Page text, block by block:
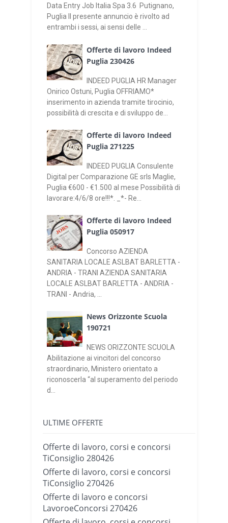
Data Entry Job Italia Spa 3.6 Putignano,
Puglia Il presente annuncio è rivolto ad
entrambi i sessi, ai sensi delle ...
Offerte di lavoro Indeed
Puglia 230426
INDEED PUGLIA HR Manager
Onirico Ostuni, Puglia OFFRIAMO*
inserimento in azienda tramite tirocinio,
possibilità di crescita e di sviluppo de...
Offerte di lavoro Indeed
Puglia 271225
INDEED PUGLIA Consulente
Digital per Comparazione GE srls Maglie,
Puglia €600 - €1.500 al mese Possibilità di
lavorare:4/6/8 ore!!!*. _*- Re...
Offerte di lavoro Indeed
Puglia 050917
Concorso AZIENDA
SANITARIA LOCALE ASLBAT BARLETTA -
ANDRIA - TRANI AZIENDA SANITARIA
LOCALE ASLBAT BARLETTA - ANDRIA -
TRANI - Andria, ...
News Orizzonte Scuola
190721
NEWS ORIZZONTE SCUOLA
Abilitazione ai vincitori del concorso
straordinario, Ministero orientato a
riconoscerla “al superamento del periodo
d...
ULTIME OFFERTE
Offerte di lavoro, corsi e concorsi
TiConsiglio 280426
Offerte di lavoro, corsi e concorsi
TiConsiglio 270426
Offerte di lavoro e concorsi
LavoroeConcorsi 270426